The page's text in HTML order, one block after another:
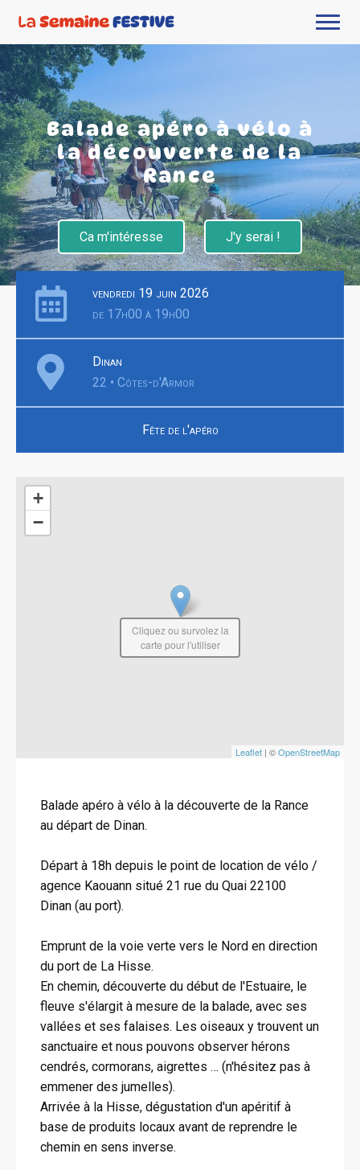
Balade apéro à vélo à
la découverte de la
Rance
Ca m'intéresse J'y serai !
vendredi 19 juin 2026
de 17h00 à 19h00
Dinan
22 • Côtes-d'Armor
Fête de l'apéro
+
−
Leaflet | ©OpenStreetMap
Cliquez ou survolez la
carte pour l'utiliser
Balade apéro à vélo à la découverte de la Rance
au départ de Dinan.
Départ à 18h depuis le point de location de vélo /
agence Kaouann situé 21 rue du Quai 22100
Dinan (au port).
Emprunt de la voie verte vers le Nord en direction
du port de La Hisse.
En chemin, découverte du début de l'Estuaire, le
fleuve s'élargit à mesure de la balade, avec ses
vallées et ses falaises. Les oiseaux y trouvent un
sanctuaire et nous pouvons observer hérons
cendrés, cormorans, aigrettes … (n'hésitez pas à
emmener des jumelles).
Arrivée à la Hisse, dégustation d'un apéritif à
base de produits locaux avant de reprendre le
chemin en sens inverse.